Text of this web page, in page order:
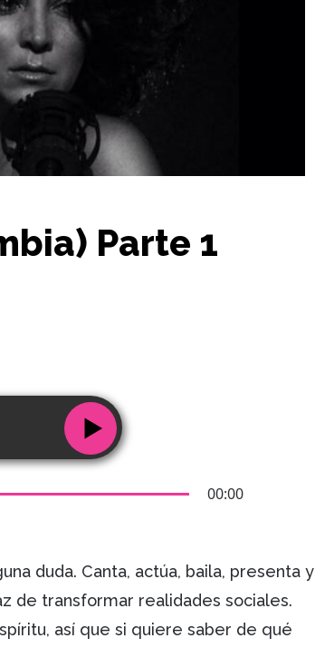
Parte 1
00:00
duda. Canta, actúa, baila, presenta y
de transformar realidades sociales.
así que si quiere saber de qué